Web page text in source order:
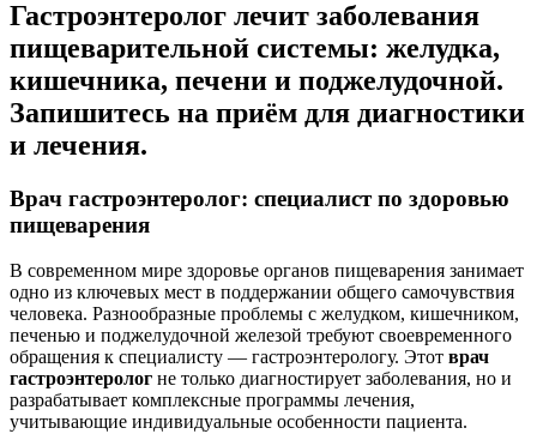
Гастроэнтеролог лечит заболевания
пищеварительной системы: желудка,
кишечника, печени и поджелудочной.
Запишитесь на приём для диагностики
и лечения.
Врач гастроэнтеролог: специалист по здоровью
пищеварения
В современном мире здоровье органов пищеварения занимает
одно из ключевых мест в поддержании общего самочувствия
человека. Разнообразные проблемы с желудком, кишечником,
печенью и поджелудочной железой требуют своевременного
обращения к специалисту — гастроэнтерологу. Этот врач
гастроэнтеролог не только диагностирует заболевания, но и
разрабатывает комплексные программы лечения,
учитывающие индивидуальные особенности пациента.